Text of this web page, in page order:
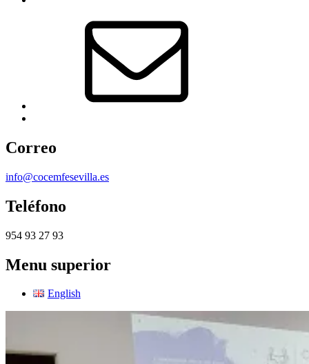
↑
Correo
info@cocemfesevilla.es
Teléfono
954 93 27 93
Menu superior
English